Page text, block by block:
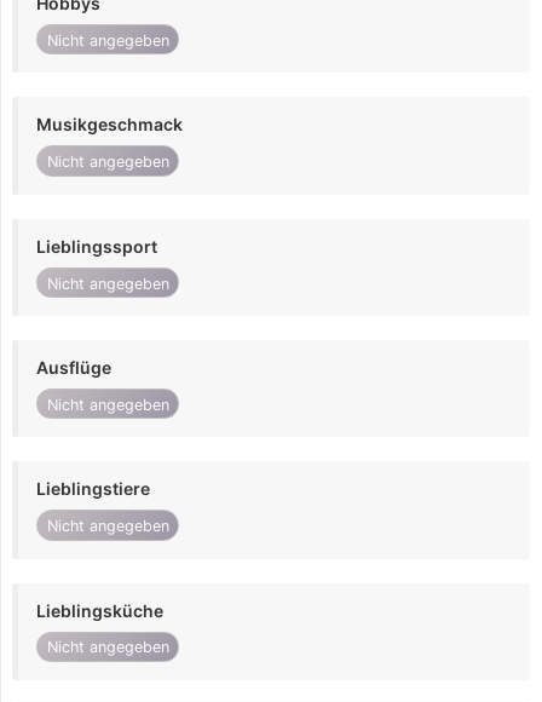
Nicht angegeben
Musikgeschmack
Nicht angegeben
Lieblingssport
Nicht angegeben
Ausflüge
Nicht angegeben
Lieblingstiere
Nicht angegeben
Lieblingsküche
Nicht angegeben